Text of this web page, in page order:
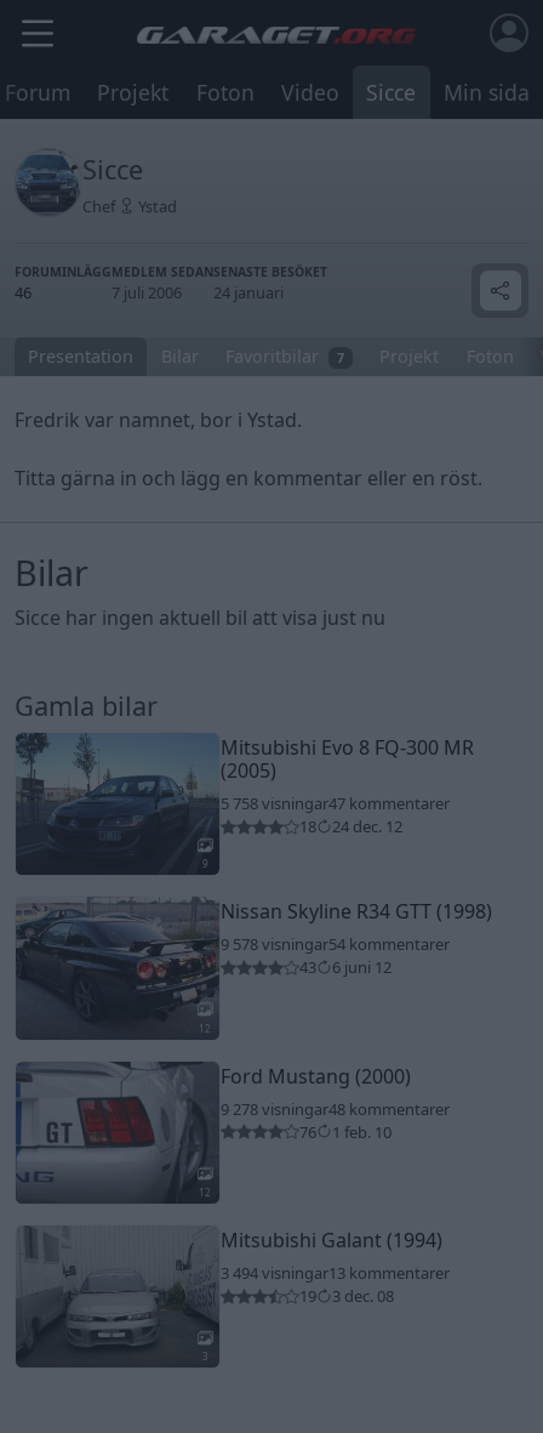
Forum Projekt Foton Video Sicce Min sida
Sicce
Chef Ystad
FORUMINLÄGG
46
MEDLEM SEDAN
7 juli 2006
SENASTE BESÖKET
24 januari
Presentation Bilar Favoritbilar 7 Projekt Foton
Fredrik var namnet, bor i Ystad.
Titta gärna in och lägg en kommentar eller en röst.
Bilar
Sicce har ingen aktuell bil att visa just nu
Gamla bilar
9
Mitsubishi Evo 8 FQ-300 MR
(2005)
5 758 visningar47 kommentarer
18
24 dec. 12
12
Nissan Skyline R34 GTT (1998)
9 578 visningar54 kommentarer
43
6 juni 12
12
Ford Mustang (2000)
9 278 visningar48 kommentarer
76
1 feb. 10
3
Mitsubishi Galant (1994)
3 494 visningar13 kommentarer
19
3 dec. 08